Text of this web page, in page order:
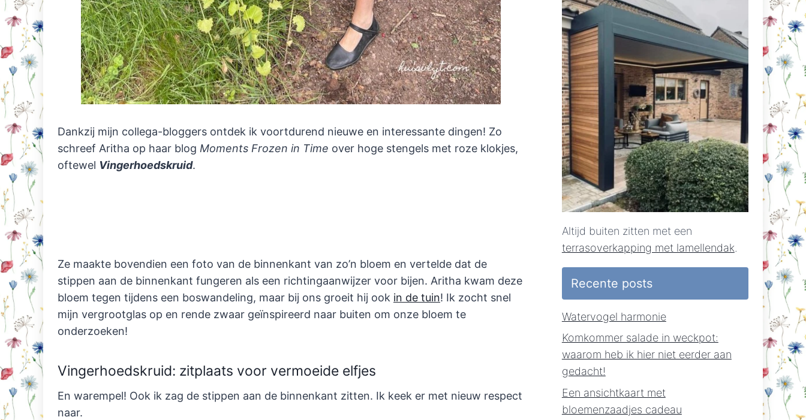
Dankzij mijn collega-bloggers ontdek ik voortdurend nieuwe en interessante dingen! Zo
schreef Aritha op haar blog Moments Frozen in Time over hoge stengels met roze klokjes,
oftewel Vingerhoedskruid.
Ze maakte bovendien een foto van de binnenkant van zo’n bloem en vertelde dat de
stippen aan de binnenkant fungeren als een richtingaanwijzer voor bijen. Aritha kwam deze
bloem tegen tijdens een boswandeling, maar bij ons groeit hij ook in de tuin! Ik zocht snel
mijn vergrootglas op en rende zwaar geïnspireerd naar buiten om onze bloem te
onderzoeken!
Vingerhoedskruid: zitplaats voor vermoeide elfjes
En warempel! Ook ik zag de stippen aan de binnenkant zitten. Ik keek er met nieuw respect
naar.
Altijd buiten zitten met een
terrasoverkapping met lamellendak.
Recente posts
Watervogel harmonie
Komkommer salade in weckpot:
waarom heb ik hier niet eerder aan
gedacht!
Een ansichtkaart met
bloemenzaadjes cadeau